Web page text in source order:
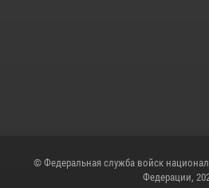
© Федеральная служба войск
Федерации,